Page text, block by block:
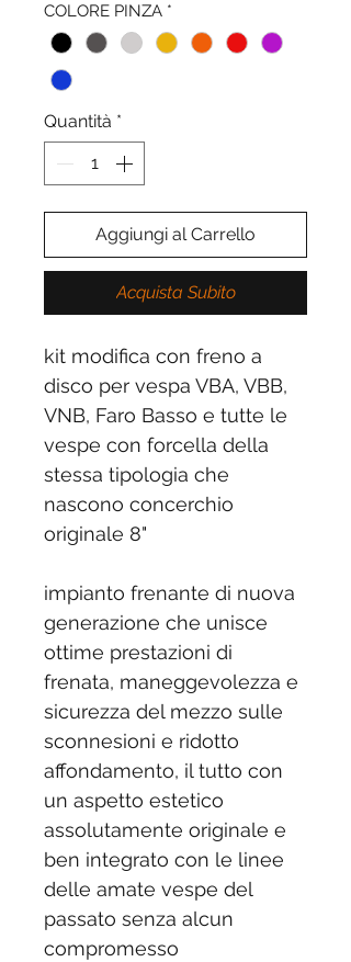
COLORE PINZA *
Quantità *
Aggiungi al Carrello
Acquista Subito
kit modifica con freno a
disco per vespa VBA, VBB,
VNB, Faro Basso e tutte le
vespe con forcella della
stessa tipologia che
nascono concerchio
originale 8"
impianto frenante di nuova
generazione che unisce
ottime prestazioni di
frenata, maneggevolezza e
sicurezza del mezzo sulle
sconnesioni e ridotto
affondamento, il tutto con
un aspetto estetico
assolutamente originale e
ben integrato con le linee
delle amate vespe del
passato senza alcun
compromesso